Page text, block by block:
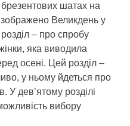
брезентових шатах на
зображено Великдень у
– про спробу
яка виводила
осені. Цей розділ –
у ньому йдеться про
У дев’ятому розділі
вибору